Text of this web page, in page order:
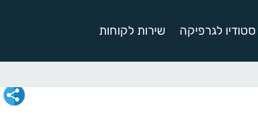
סטודיו לגרפיקה שירות לקוחות